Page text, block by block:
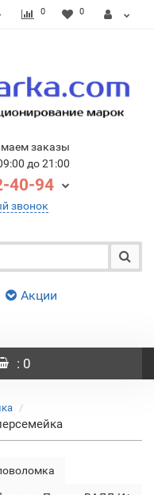
0 0
заказы
до 21:00
40-94
звонок
Акции
: 0